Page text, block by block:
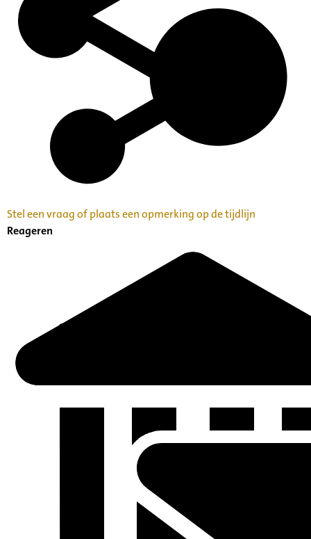
Stel een vraag of plaats een opmerking op de tijdlijn
Reageren